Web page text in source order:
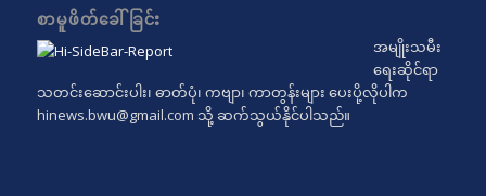
စာမူဖိတ်ခေါ်ခြင်း
အမျိုးသမီး
ရေးဆိုင်ရာ
သတင်းဆောင်းပါး၊ ဓာတ်ပုံ၊ ကဗျာ၊ ကာတွန်းများ ပေးပို့လိုပါက
hinews.bwu@gmail.com သို့ ဆက်သွယ်နိုင်ပါသည်။